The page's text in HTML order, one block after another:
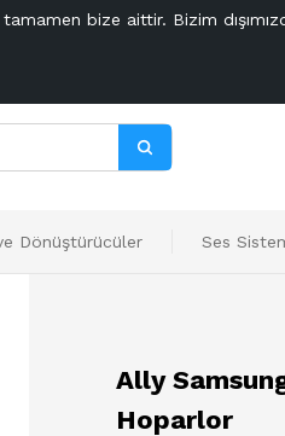
tamamen bize aittir. Bizim
Dönüştürücüler Ses
Ally
Hoparlor